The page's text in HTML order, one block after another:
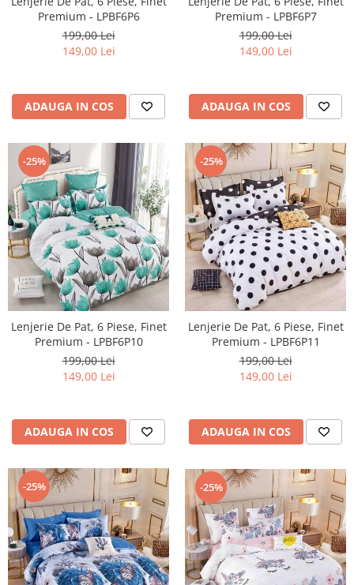
Premium - LPBF6P6
199,00 Lei
149,00 Lei
ADAUGA IN COS
Premium - LPBF6P7
199,00 Lei
149,00 Lei
ADAUGA IN COS
-25%
Lenjerie De Pat, 6 Piese, Finet
Premium - LPBF6P10
199,00 Lei
149,00 Lei
ADAUGA IN COS
-25%
Lenjerie De Pat, 6 Piese, Finet
Premium - LPBF6P11
199,00 Lei
149,00 Lei
ADAUGA IN COS
-25% -25%